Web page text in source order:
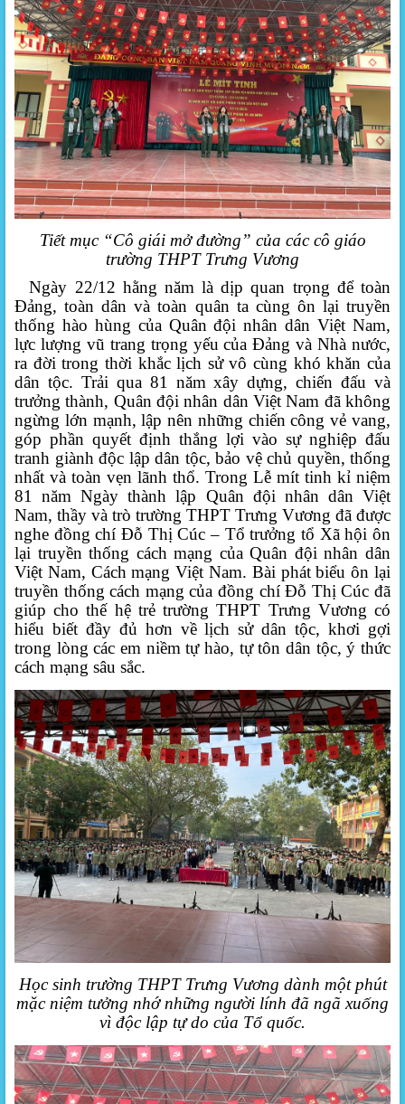
Tiết mục “Cô giái mở đường” của các cô giáo
trường THPT Trưng Vương
Ngày 22/12 hằng năm là dịp quan trọng để toàn
Đảng, toàn dân và toàn quân ta cùng ôn lại truyền
thống hào hùng của Quân đội nhân dân Việt Nam,
lực lượng vũ trang trọng yếu của Đảng và Nhà nước,
ra đời trong thời khắc lịch sử vô cùng khó khăn của
dân tộc. Trải qua 81 năm xây dựng, chiến đấu và
trưởng thành, Quân đội nhân dân Việt Nam đã không
ngừng lớn mạnh, lập nên những chiến công vẻ vang,
góp phần quyết định thắng lợi vào sự nghiệp đấu
tranh giành độc lập dân tộc, bảo vệ chủ quyền, thống
nhất và toàn vẹn lãnh thổ. Trong Lễ mít tinh kỉ niệm
81 năm Ngày thành lập Quân đội nhân dân Việt
Nam, thầy và trò trường THPT Trưng Vương đã được
nghe đồng chí Đỗ Thị Cúc – Tổ trưởng tổ Xã hội ôn
lại truyền thống cách mạng của Quân đội nhân dân
Việt Nam, Cách mạng Việt Nam. Bài phát biểu ôn lại
truyền thống cách mạng của đồng chíĐỗ Thị Cúcđã
giúp cho thế hệ trẻ trường THPT Trưng Vương có
hiểu biết đầy đủ hơn về lịch sử dân tộc, khơi gợi
trong lòng các em niềm tự hào, tự tôn dân tộc, ý thức
cách mạng sâu sắc.
Học sinh trường THPT Trưng Vương dành một phút
mặc niệm tưởng nhớ những người lính đã ngã xuống
vì độc lập tự do của Tổ quốc.